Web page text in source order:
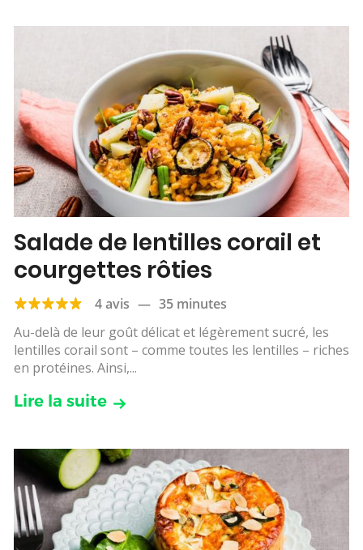
Salade de lentilles corail et
courgettes rôties
4 avis — 35 minutes
Au-delà de leur goût délicat et légèrement sucré, les
lentilles corail sont – comme toutes les lentilles – riches
en protéines. Ainsi,...
Lire la suite